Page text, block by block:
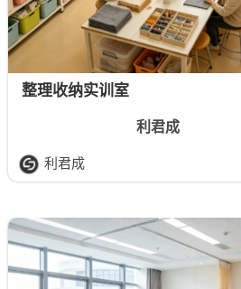
整理收纳实训室
利君成
利君成